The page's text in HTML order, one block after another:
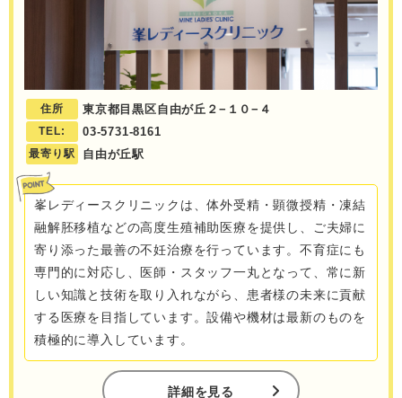
住所 東京都目黒区自由が丘２−１０−４
TEL: 03-5731-8161
最寄り駅 自由が丘駅
峯レディースクリニックは、体外受精・顕微授精・凍結
融解胚移植などの高度生殖補助医療を提供し、ご夫婦に
寄り添った最善の不妊治療を行っています。不育症にも
専門的に対応し、医師・スタッフ一丸となって、常に新
しい知識と技術を取り入れながら、患者様の未来に貢献
する医療を目指しています。設備や機材は最新のものを
積極的に導入しています。
詳細を見る